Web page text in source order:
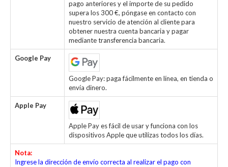
pago anteriores y el importe de su pedido
supera los 300 €, póngase en contacto con
nuestro servicio de atención al cliente para
obtener nuestra cuenta bancaria y pagar
mediante transferencia bancaria.
Google Pay
Google Pay: paga fácilmente en línea, en tienda o
envía dinero.
Apple Pay
Apple Pay es fácil de usar y funciona con los
dispositivos Apple que utilizas todos los días.
Nota:
Ingrese la dirección de envío correcta al realizar el pago con